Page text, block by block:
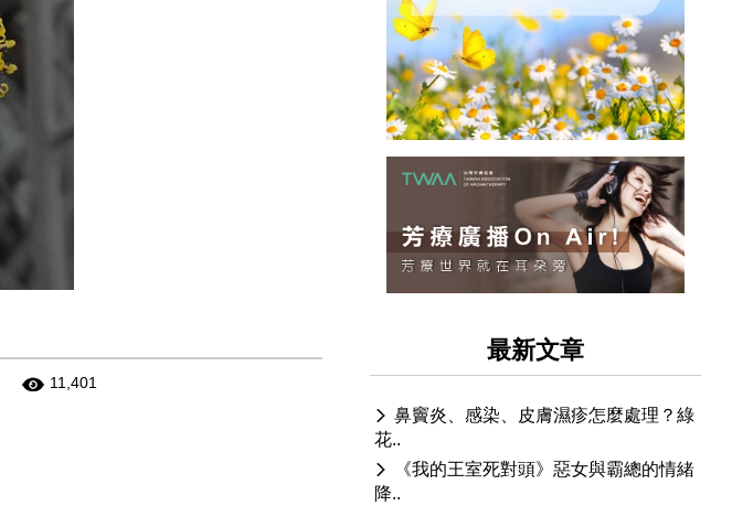
11,401
最新文章
鼻竇炎、感染、皮膚濕疹怎麼處理？綠
花..
《我的王室死對頭》惡女與霸總的情緒
降..